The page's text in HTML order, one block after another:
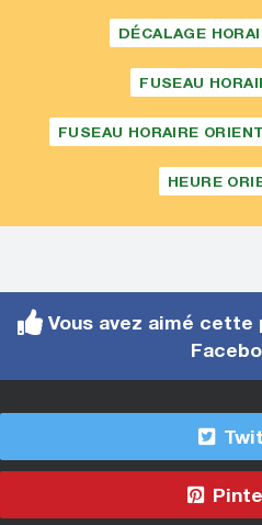
DÉCALAGE
FUSEAU
FUSEAU HORAIRE
HEURE
Vous avez aimé cette